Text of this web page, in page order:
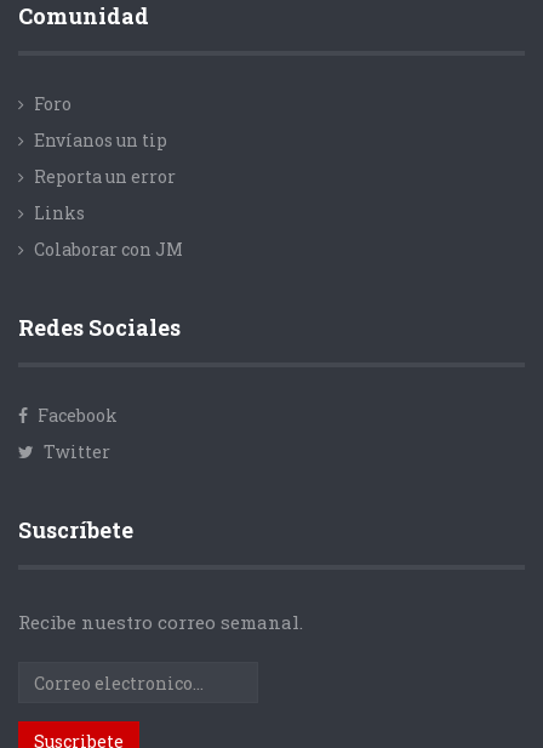
Comunidad
Foro
Envíanos un tip
Reporta un error
Links
Colaborar con JM
Redes Sociales
Facebook
Twitter
Suscríbete
Recibe nuestro correo semanal.